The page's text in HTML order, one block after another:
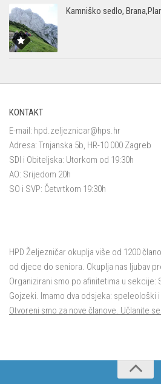
Kamniško sedlo,
KONTAKT
E-mail: hpd.zeljeznicar@hps.hr
Adresa: Trnjanska 5b, HR-10 000 Zagreb
SDI i Obiteljska: Utorkom od 19:30h
AO: Srijedom 20h
SO i SVP: Četvrtkom 19:30h
HPD Željezničar okuplja više od 1200
od djece do seniora. Okuplja nas ljubav
Organizirani smo po afinitetima u sekcije:
Gojzeki. Imamo dva odsjeka: speleološki
Otvoreni smo za nove članove. Učlanite se!